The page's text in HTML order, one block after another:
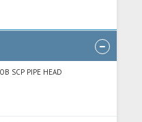
SCP PIPE HEAD